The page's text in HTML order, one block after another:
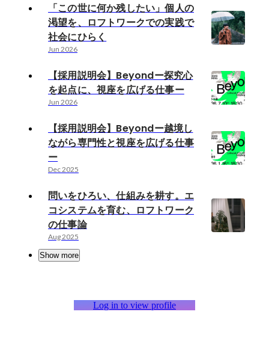
「この世に何か残したい」個人の
渇望を、ロフトワークでの実践で
社会にひらく
Jun 2026
【採用説明会】Beyondー探究心
を起点に、視座を広げる仕事ー
Jun 2026
【採用説明会】Beyondー越境し
ながら専門性と視座を広げる仕事
ー
Dec 2025
問いをひろい、仕組みを耕す。エ
コシステムを育む、ロフトワーク
の仕事論
Aug 2025
Show more
Log in to view profile